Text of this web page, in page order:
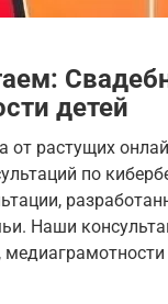
детей
от растущих
по
Наши